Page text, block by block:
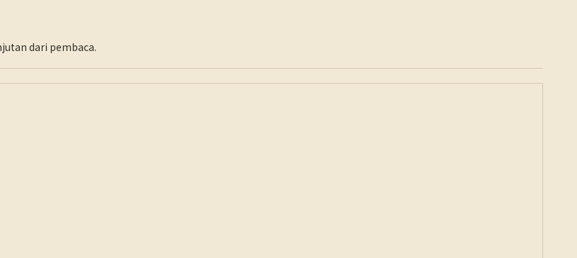
dari pembaca.